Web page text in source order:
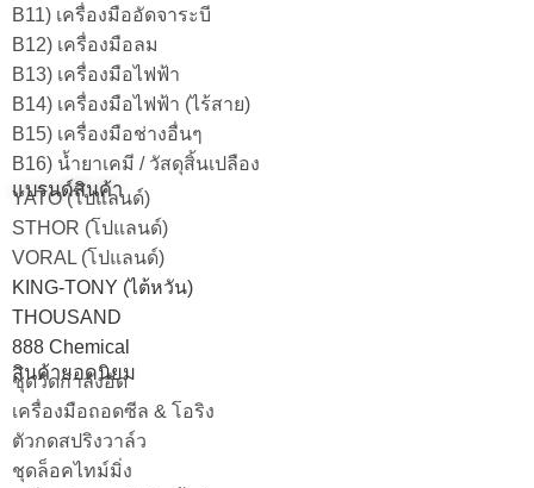
B11) เครื่องมืออัดจาระบี
B12) เครื่องมือลม
B13) เครื่องมือไฟฟ้า
B14) เครื่องมือไฟฟ้า (ไร้สาย)
B15) เครื่องมือช่างอื่นๆ
B16) น้ำยาเคมี / วัสดุสิ้นเปลือง
แบรนด์สินค้า
YATO (โปแลนด์)
STHOR (โปแลนด์)
VORAL (โปแลนด์)
KING-TONY (ไต้หวัน)
THOUSAND
888 Chemical
สินค้ายอดนิยม
ชุดวัดกำลังอัด
เครื่องมือถอดซีล & โอริง
ตัวกดสปริงวาล์ว
ชุดล็อคไทม์มิ่ง